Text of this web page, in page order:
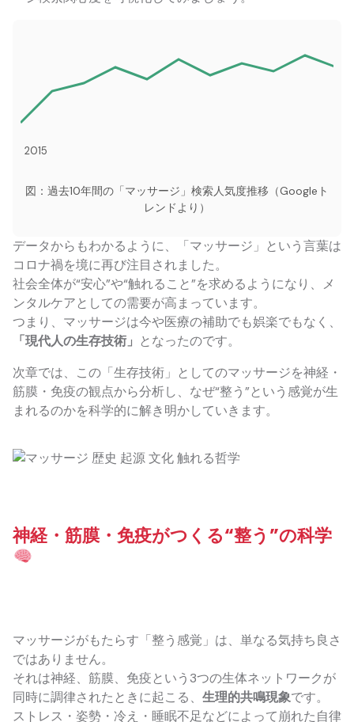
2015
図：過去10年間の「マッサージ」検索人気度推移（Googleト
レンドより）
データからもわかるように、「マッサージ」という言葉は
コロナ禍を境に再び注目されました。
社会全体が“安心”や“触れること”を求めるようになり、メ
ンタルケアとしての需要が高まっています。
つまり、マッサージは今や医療の補助でも娯楽でもなく、
「現代人の生存技術」 となったのです。
次章では、この「生存技術」としてのマッサージを神経・
筋膜・免疫の観点から分析し、なぜ“整う”という感覚が生
まれるのかを科学的に解き明かしていきます。
神経・筋膜・免疫がつくる“整う”の科学
マッサージがもたらす「整う感覚」は、単なる気持ち良さ
ではありません。
それは神経、筋膜、免疫という3つの生体ネットワークが
同時に調律されたときに起こる、 生理的共鳴現象です。
ストレス・姿勢・冷え・睡眠不足などによって崩れた自律